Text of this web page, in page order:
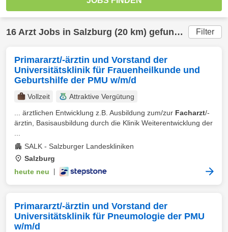
16 Arzt Jobs in Salzburg (20 km) gefunden Filter
Primararzt/-ärztin und Vorstand der
Universitätsklinik für Frauenheilkunde und
Geburtshilfe der PMU w/m/d
Vollzeit
Attraktive Vergütung
... ärztlichen Entwicklung z.B. Ausbildung zum/zur Facharzt/-
ärztin, Basisausbildung durch die Klinik Weiterentwicklung der
SALK - Salzburger Landeskliniken
Salzburg
heute neu
Primararzt/-ärztin und Vorstand der
Universitätsklinik für Pneumologie der PMU
w/m/d